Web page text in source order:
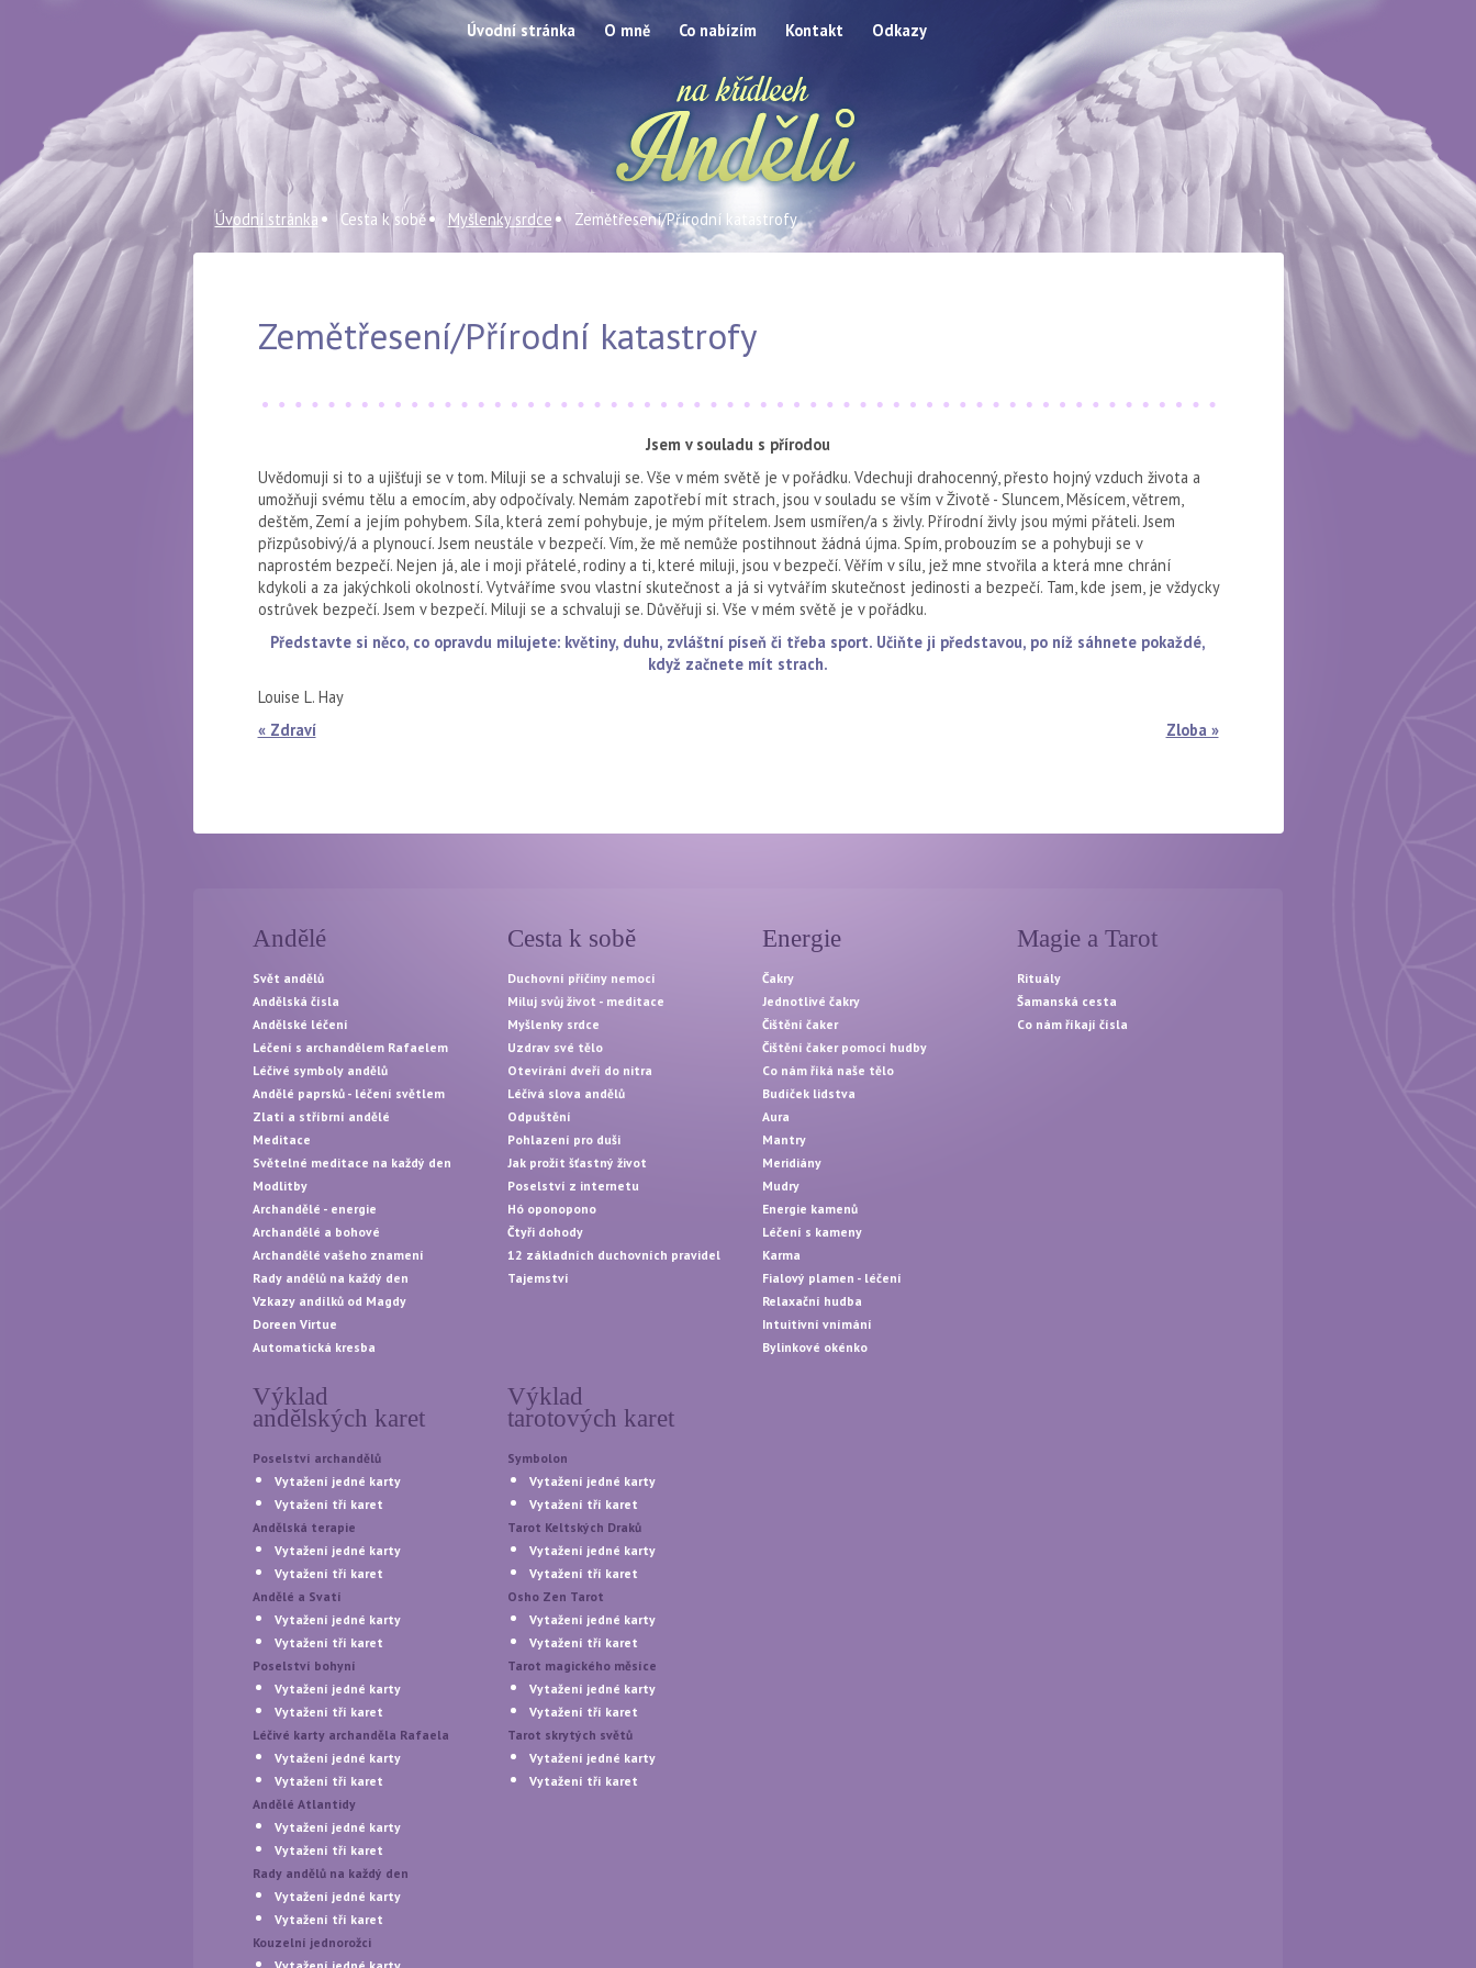
Úvodní stránka O mně Co nabízím Kontakt Odkazy
Úvodní stránka Cesta k sobě Myšlenky srdce Zemětřesení/Přírodní katastrofy
Zemětřesení/Přírodní katastrofy
Jsem v souladu s přírodou
Uvědomuji si to a ujišťuji se v tom. Miluji se a schvaluji se. Vše v mém světě je v pořádku. Vdechuji drahocenný, přesto hojný vzduch života a
umožňuji svému tělu a emocím, aby odpočívaly. Nemám zapotřebí mít strach, jsou v souladu se vším v Životě - Sluncem, Měsícem, větrem,
deštěm, Zemí a jejím pohybem. Síla, která zemí pohybuje, je mým přítelem. Jsem usmířen/a s živly. Přírodní živly jsou mými přáteli. Jsem
přizpůsobivý/á a plynoucí. Jsem neustále v bezpečí. Vím, že mě nemůže postihnout žádná újma. Spím, probouzím se a pohybuji se v
naprostém bezpečí. Nejen já, ale i moji přátelé, rodiny a ti, které miluji, jsou v bezpečí. Věřím v sílu, jež mne stvořila a která mne chrání
kdykoli a za jakýchkoli okolností. Vytváříme svou vlastní skutečnost a já si vytvářím skutečnost jedinosti a bezpečí. Tam, kde jsem, je vždycky
ostrůvek bezpečí. Jsem v bezpečí. Miluji se a schvaluji se. Důvěřuji si. Vše v mém světě je v pořádku.
Představte si něco, co opravdu milujete: květiny, duhu, zvláštní píseň či třeba sport. Učiňte ji představou, po níž sáhnete pokaždé,
když začnete mít strach.
Louise L. Hay
« Zdraví
Zloba »
Andělé
Svět andělů
Andělská čísla
Andělské léčení
Léčení s archandělem Rafaelem
Léčivé symboly andělů
Andělé paprsků - léčení světlem
Zlatí a stříbrní andělé
Meditace
Světelné meditace na každý den
Modlitby
Archandělé - energie
Archandělé a bohové
Archandělé vašeho znamení
Rady andělů na každý den
Vzkazy andílků od Magdy
Doreen Virtue
Automatická kresba
Cesta k sobě
Duchovní příčiny nemocí
Miluj svůj život - meditace
Myšlenky srdce
Uzdrav své tělo
Otevírání dveří do nitra
Léčivá slova andělů
Odpuštění
Pohlazení pro duši
Jak prožít šťastný život
Poselství z internetu
Hó oponopono
Čtyři dohody
12 základních duchovních pravidel
Tajemství
Energie
Čakry
Jednotlivé čakry
Čištění čaker
Čištění čaker pomocí hudby
Co nám říká naše tělo
Budíček lidstva
Aura
Mantry
Meridiány
Mudry
Energie kamenů
Léčení s kameny
Karma
Fialový plamen - léčení
Relaxační hudba
Intuitivní vnímání
Bylinkové okénko
Magie a Tarot
Rituály
Šamanská cesta
Co nám říkají čísla
Výklad
andělských karet
Poselství archandělů
Vytažení jedné karty
Vytažení tří karet
Andělská terapie
Vytažení jedné karty
Vytažení tří karet
Andělé a Svatí
Vytažení jedné karty
Vytažení tří karet
Poselství bohyní
Vytažení jedné karty
Vytažení tří karet
Léčivé karty archanděla Rafaela
Vytažení jedné karty
Vytažení tří karet
Andělé Atlantidy
Vytažení jedné karty
Vytažení tří karet
Rady andělů na každý den
Vytažení jedné karty
Vytažení tří karet
Kouzelní jednorožci
Výklad
tarotových karet
Symbolon
Vytažení jedné karty
Vytažení tří karet
Tarot Keltských Draků
Vytažení jedné karty
Vytažení tří karet
Osho Zen Tarot
Vytažení jedné karty
Vytažení tří karet
Tarot magického měsíce
Vytažení jedné karty
Vytažení tří karet
Tarot skrytých světů
Vytažení jedné karty
Vytažení tří karet